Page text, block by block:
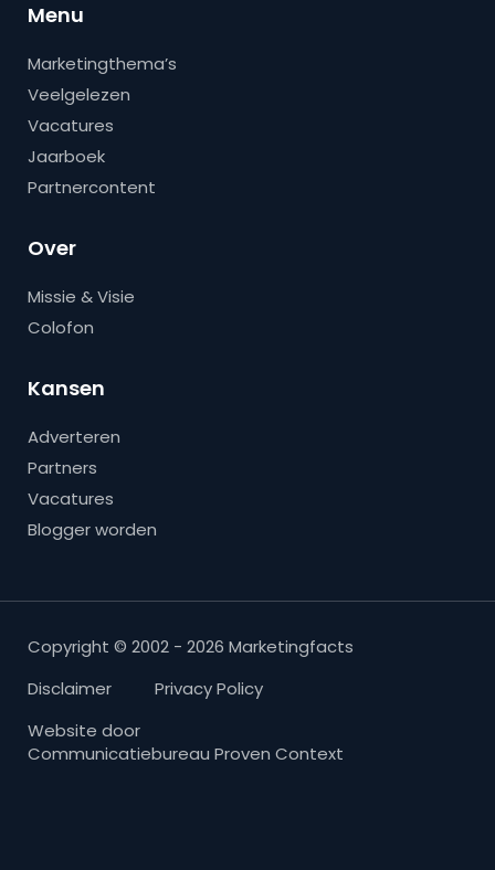
Menu
Marketingthema’s
Veelgelezen
Vacatures
Jaarboek
Partnercontent
Over
Missie & Visie
Colofon
Kansen
Adverteren
Partners
Vacatures
Blogger worden
Copyright © 2002 - 2026 Marketingfacts
Disclaimer
Privacy Policy
Website door
Communicatiebureau Proven Context